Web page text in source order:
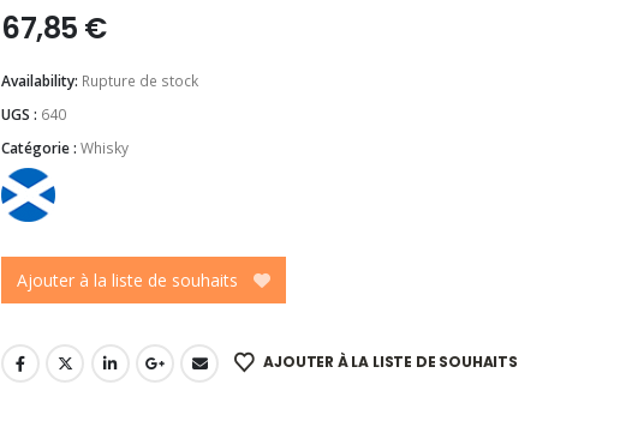
67,85 €
Availability: Rupture de stock
UGS : 640
Catégorie : Whisky
Ajouter à la liste de souhaits
AJOUTER À LA LISTE DE SOUHAITS